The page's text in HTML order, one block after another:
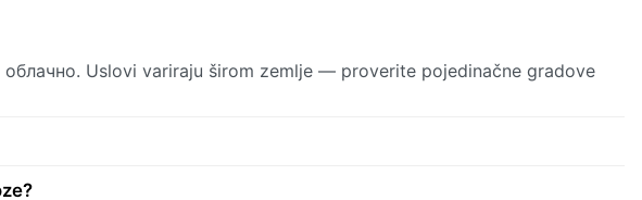
Uslovi variraju širom zemlje — proverite pojedinačne gradove